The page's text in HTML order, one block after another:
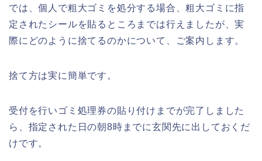
では、個人で粗大ゴミを処分する場合、粗大ゴミに指
定されたシールを貼るところまでは行えましたが、実
際にどのように捨てるのかについて、ご案内します。
捨て方は実に簡単です。
受付を行いゴミ処理券の貼り付けまでが完了しました
ら、指定された日の朝8時までに玄関先に出しておくだ
けです。